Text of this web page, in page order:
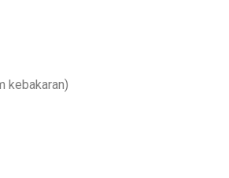
kebakaran)